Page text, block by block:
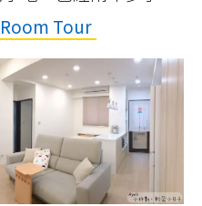
Tour